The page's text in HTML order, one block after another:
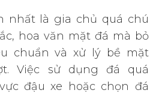
nhất là gia chủ quá chú
hoa văn mặt đá mà bỏ
chuẩn và xử lý bề mặt
Việc sử dụng đá quá
đậu xe hoặc chọn đá